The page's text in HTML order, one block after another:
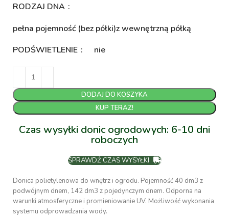
RODZAJ DNA
pełna pojemność (bez półki)z wewnętrzną półką
PODŚWIETLENIE
nie
DODAJ DO KOSZYKA
KUP TERAZ!
Czas wysyłki donic ogrodowych: 6-10 dni
roboczych
SPRAWDŹ CZAS WYSYŁKI
Donica polietylenowa do wnętrz i ogrodu. Pojemność 40 dm3 z
podwójnym dnem, 142 dm3 z pojedynczym dnem. Odporna na
warunki atmosferyczne i promieniowanie UV. Możliwość wykonania
systemu odprowadzania wody.